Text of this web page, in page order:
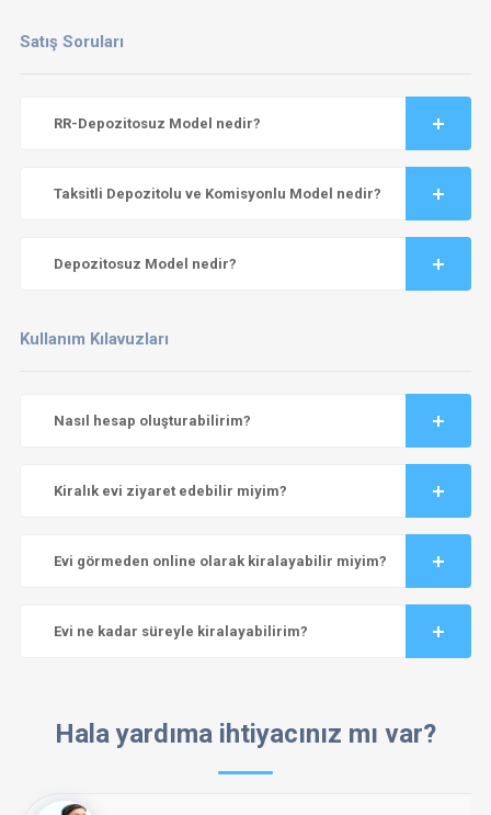
Satış Soruları
RR-Depozitosuz Model nedir?
Taksitli Depozitolu ve Komisyonlu Model nedir?
Depozitosuz Model nedir?
Kullanım Kılavuzları
Nasıl hesap oluşturabilirim?
Kiralık evi ziyaret edebilir miyim?
Evi görmeden online olarak kiralayabilir miyim?
Evi ne kadar süreyle kiralayabilirim?
Hala yardıma ihtiyacınız mı var?